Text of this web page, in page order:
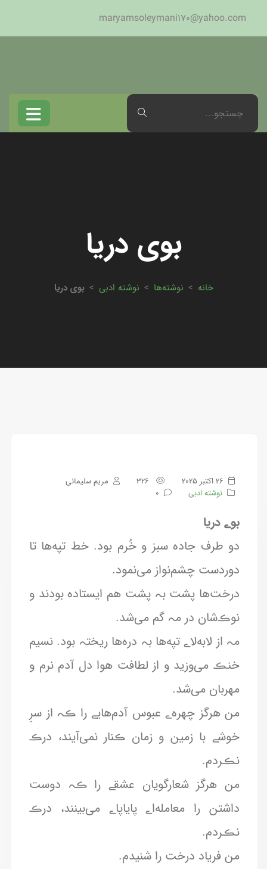
maryamsoleymani170@yahoo.com
بوی دریا
خانه > نوشته‌ها > نوشته ادبی > بوی دریا
26 اکتبر 2025
مریم سلیمانی
نوشته ادبی
0
بوے دریا
دو طرف جادہ سبز و خُرم بود. خط تپه‌ها تا
دوردست چشم‌نواز می‌نمود.
درخت‌ها پشت بہ پشت هم ایستادہ بودند و
نوڪ‌شان در مہ گم می‌شد.
مہ از لابه‌لاے تپه‌ها بہ دره‌ها ریختہ بود. نسیم
خنڪ می‌وزید و از لطافت هوا دل آدم نرم و
مهربان می‌شد.
من هرگز چهره‌ے عبوس آدم‌هایے را ڪہ از سرِ
خوشے با زمین و زمان ڪنار نمی‌آیند، درڪ
نڪردم.
من هرگز شعارگویان عشقے را ڪہ دوست
داشتن را معامله‌اے پایاپاے می‌بینند، درڪ
نڪردم.
من فریاد درخت را شنیدم.